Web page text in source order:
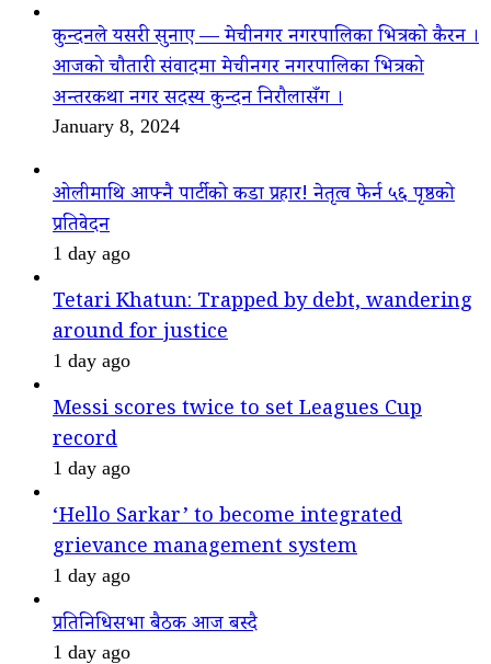
कुन्दनले यसरी सुनाए — मेचीनगर नगरपालिका भित्रको कैरन ।
आजको चौतारी संवादमा मेचीनगर नगरपालिका भित्रको
अन्तरकथा नगर सदस्य कुन्दन निरौलासँग ।
January 8, 2024
ओलीमाथि आफ्नै पार्टीको कडा प्रहार! नेतृत्व फेर्न ५६ पृष्ठको
प्रतिवेदन
1 day ago
Tetari Khatun: Trapped by debt, wandering
around for justice
1 day ago
Messi scores twice to set Leagues Cup
record
1 day ago
‘Hello Sarkar’ to become integrated
grievance management system
1 day ago
प्रतिनिधिसभा बैठक आज बस्दै
1 day ago